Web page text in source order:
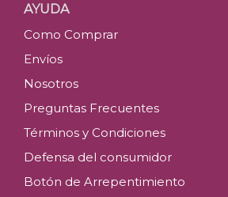
AYUDA
Como Comprar
Envíos
Nosotros
Preguntas Frecuentes
Términos y Condiciones
Defensa del consumidor
Botón de Arrepentimiento